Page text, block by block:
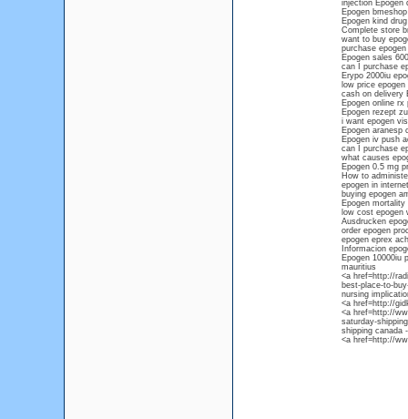
injection Epogen
Epogen bmeshop
Epogen kind
Complete store
want to buy
purchase
Epogen sales
can I purchase
Erypo 2000iu
low price
cash on delivery
Epogen online
Epogen rezept
i want epogen
Epogen aranesp
Epogen iv push
can I purchase
what causes
Epogen 0.5 mg
How to
epogen in
buying epogen
Epogen mortality
low cost epogen
Ausdrucken
order epogen
epogen eprex
Informacion
Epogen 10000iu
mauritius
<a href=http://
best-place-to-
nursing
<a href=http://
<a href=http://
saturday-
shipping canada
<a href=http://